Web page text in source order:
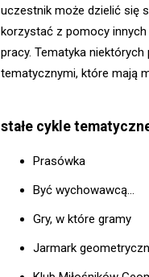
uczestnik może dzielić się
korzystać z pomocy
pracy. Tematyka
tematycznymi, które mają
stałe cykle
Prasówka
Być wychowawcą...
Gry, w które gramy
Jarmark